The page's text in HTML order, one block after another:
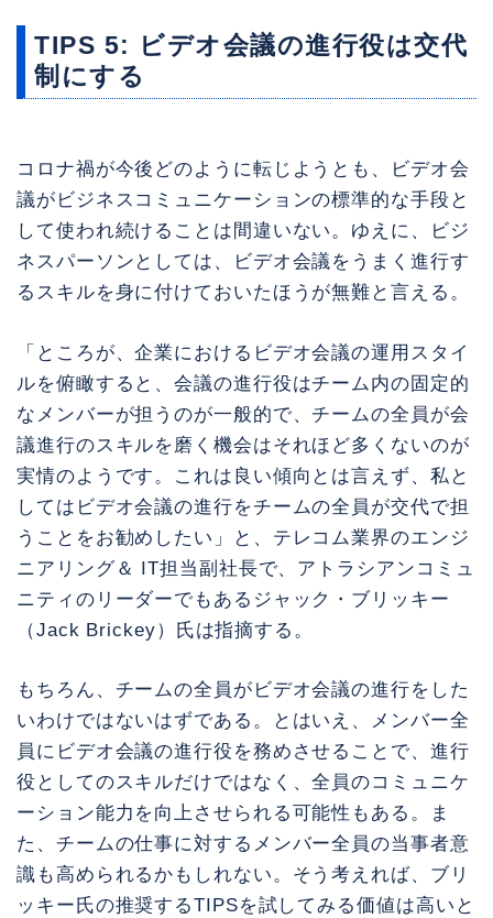
TIPS 5: ビデオ会議の進行役は交代
制にする
コロナ禍が今後どのように転じようとも、ビデオ会
議がビジネスコミュニケーションの標準的な手段と
して使われ続けることは間違いない。ゆえに、ビジ
ネスパーソンとしては、ビデオ会議をうまく進行す
るスキルを身に付けておいたほうが無難と言える。
「ところが、企業におけるビデオ会議の運用スタイ
ルを俯瞰すると、会議の進行役はチーム内の固定的
なメンバーが担うのが一般的で、チームの全員が会
議進行のスキルを磨く機会はそれほど多くないのが
実情のようです。これは良い傾向とは言えず、私と
してはビデオ会議の進行をチームの全員が交代で担
うことをお勧めしたい」と、テレコム業界のエンジ
ニアリング＆ IT担当副社長で、アトラシアンコミュ
ニティのリーダーでもあるジャック・ブリッキー
（Jack Brickey）氏は指摘する。
もちろん、チームの全員がビデオ会議の進行をした
いわけではないはずである。とはいえ、メンバー全
員にビデオ会議の進行役を務めさせることで、進行
役としてのスキルだけではなく、全員のコミュニケ
ーション能力を向上させられる可能性もある。ま
た、チームの仕事に対するメンバー全員の当事者意
識も高められるかもしれない。そう考えれば、ブリ
ッキー氏の推奨するTIPSを試してみる価値は高いと